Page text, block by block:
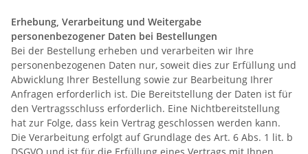
Erhebung, Verarbeitung und Weitergabe
personenbezogener Daten bei Bestellungen
Bei der Bestellung erheben und verarbeiten wir Ihre
personenbezogenen Daten nur, soweit dies zur Erfüllung und
Abwicklung Ihrer Bestellung sowie zur Bearbeitung Ihrer
Anfragen erforderlich ist. Die Bereitstellung der Daten ist für
den Vertragsschluss erforderlich. Eine Nichtbereitstellung
hat zur Folge, dass kein Vertrag geschlossen werden kann.
Die Verarbeitung erfolgt auf Grundlage des Art. 6 Abs. 1 lit. b